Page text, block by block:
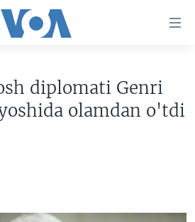
diplomati Genri
olamdan o'tdi